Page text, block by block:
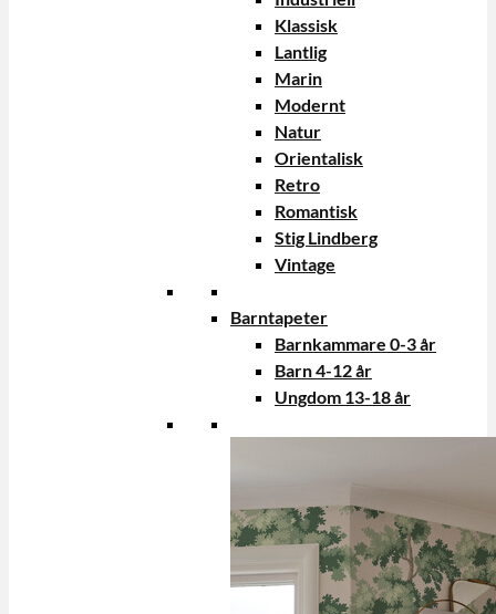
Klassisk
Lantlig
Marin
Modernt
Natur
Orientalisk
Retro
Romantisk
Stig Lindberg
Vintage
Barntapeter
Barnkammare 0-3 år
Barn 4-12 år
Ungdom 13-18 år